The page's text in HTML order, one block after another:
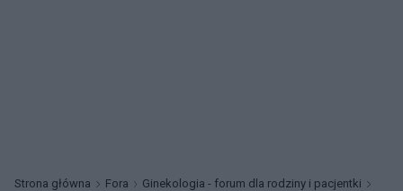
Strona główna Fora
Ginekologia - forum dla rodziny i pacjentki